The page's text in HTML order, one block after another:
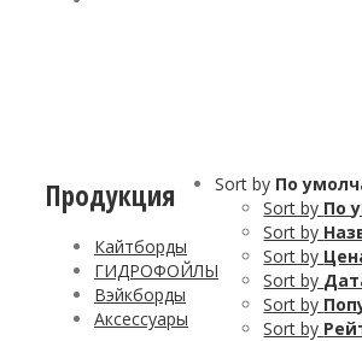
Sort by По
Sort by По
Sort by
Sort by
Sort by
Sort by
Sort by
Продукция
Кайтборды
ГИДРОФОЙЛЫ
Вэйкборды
Аксессуары